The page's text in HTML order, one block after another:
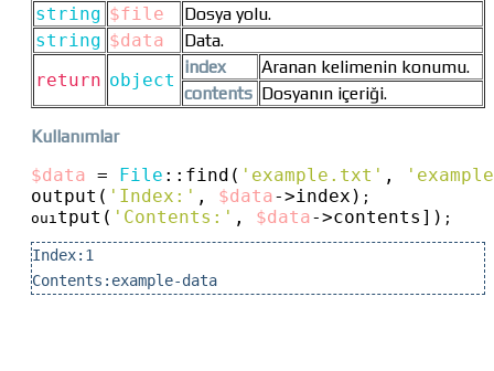
string $file
Dosya yolu.
string $data
Data.
return object
index
Aranan kelimenin konumu.
contents Dosyanın içeriği.
Kullanımlar
$data = File :: find( 'example.txt' ,
output( 'Index:' , $data->index) ;
ouıtput( 'Contents:' , $data->contents]) ;
Index:1
Contents:example-data